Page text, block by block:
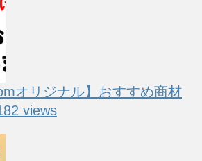
オリジナル】おすすめ商材
views